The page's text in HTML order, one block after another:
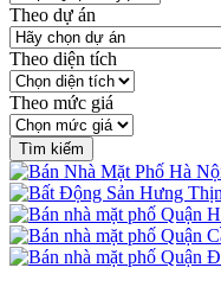
Theo dự án
Theo diện tích
Theo mức giá